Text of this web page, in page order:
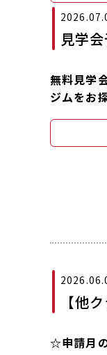
見学
無料見学
ジムをお
【他
☆申請月